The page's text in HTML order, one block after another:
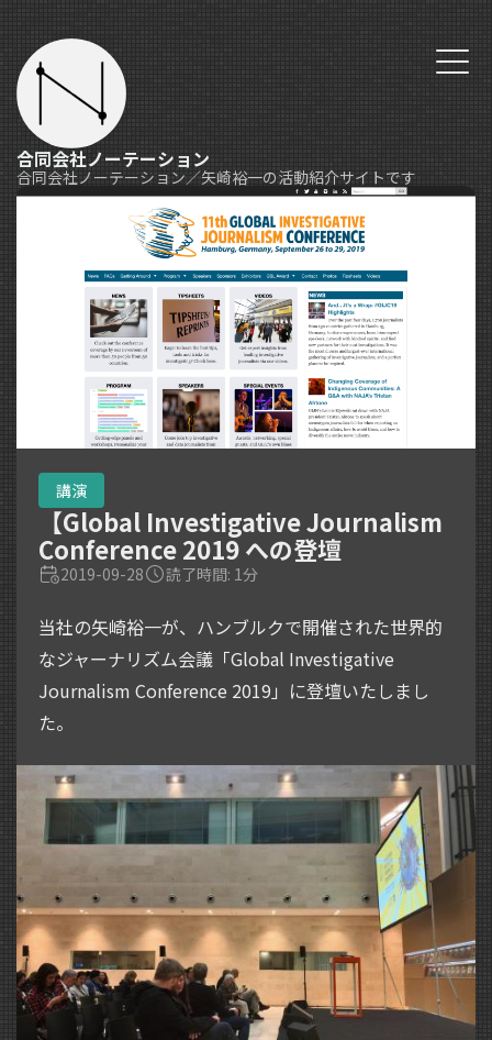
合同会社ノーテーション
合同会社ノーテーション／矢崎裕一の活動紹介サイトです
講演
【Global Investigative Journalism
Conference 2019 への登壇
2019-09-28 読了時間: 1分
当社の矢崎裕一が、ハンブルクで開催された世界的
なジャーナリズム会議「Global Investigative
Journalism Conference 2019」に登壇いたしまし
た。